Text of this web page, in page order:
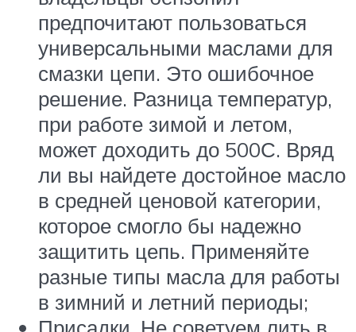
предпочитают пользоваться
универсальными маслами для
смазки цепи. Это ошибочное
решение. Разница температур,
при работе зимой и летом,
может доходить до 500С. Вряд
ли вы найдете достойное масло
в средней ценовой категории,
которое смогло бы надежно
защитить цепь. Применяйте
разные типы масла для работы
в зимний и летний периоды;